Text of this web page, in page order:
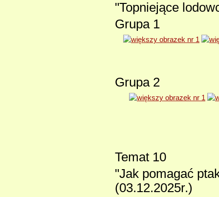
"Topniejące
Grupa 1
Grupa 2
Temat 10
"Jak pomagać
(03.12.2025r.)